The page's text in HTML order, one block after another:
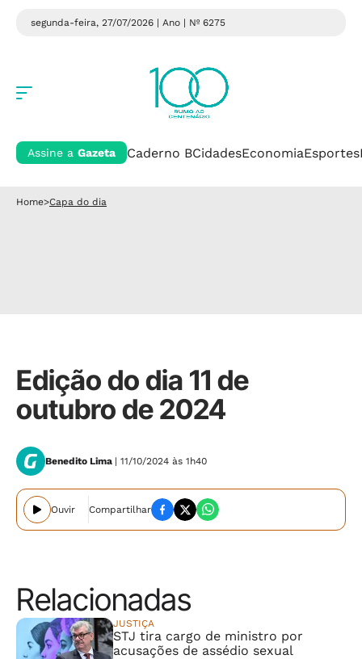
segunda-feira, 27/07/2026 | Ano | Nº 6275
Assine a Gazeta Caderno BCidadesEconomiaEsportes
Home>Capa do dia
Edição do dia 11 de
outubro de 2024
Benedito Lima | 11/10/2024 às 1h40
Ouvir Compartilhar
Relacionadas
JUSTIÇA
STJ tira cargo de ministro por
acusações de assédio sexual